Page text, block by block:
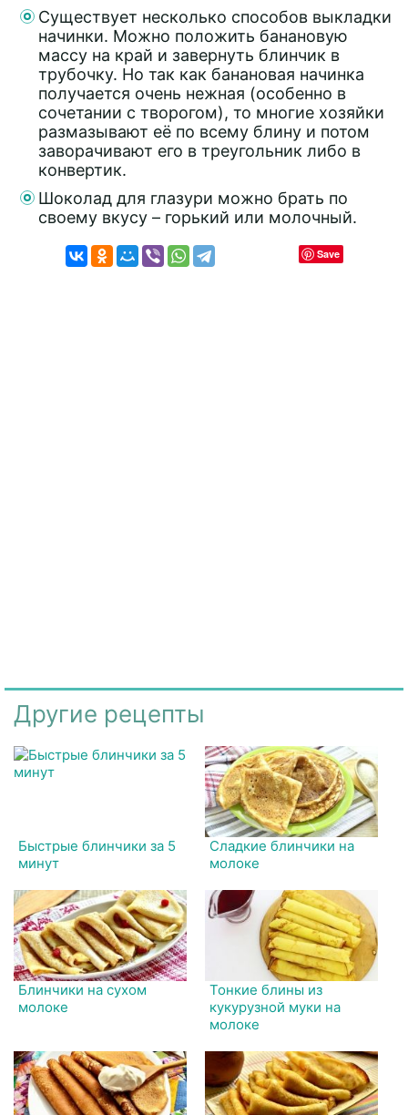
Существует несколько способов выкладки
начинки. Можно положить банановую
массу на край и завернуть блинчик в
трубочку. Но так как банановая начинка
получается очень нежная (особенно в
сочетании с творогом), то многие хозяйки
размазывают её по всему блину и потом
заворачивают его в треугольник либо в
конвертик.
Шоколад для глазури можно брать по
своему вкусу – горький или молочный.
Save
Другие рецепты
Быстрые блинчики за 5
минут
Сладкие блинчики на
молоке
Блинчики на сухом
молоке
Тонкие блины из
кукурузной муки на
молоке